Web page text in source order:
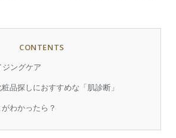
CONTENTS
ングケア
品探しにおすすめな「肌診断」
わかったら？